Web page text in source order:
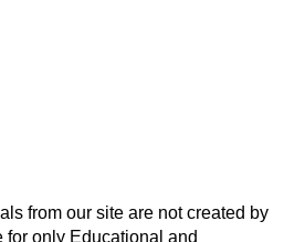
from our site are not created by
for only Educational and